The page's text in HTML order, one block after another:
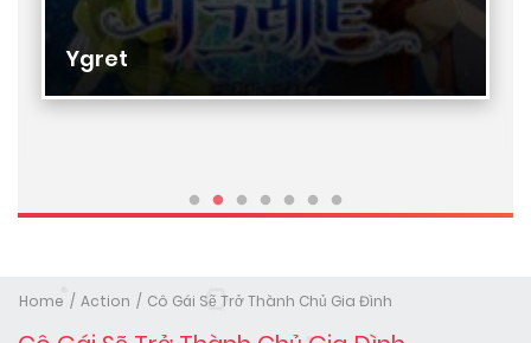
Ygret
Home Action Cô Gái Sẽ Trở Thành Chủ Gia Đình